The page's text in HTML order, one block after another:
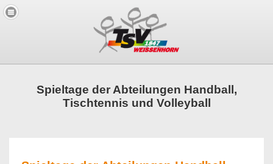
Spieltage der Abteilungen Handball,
Tischtennis und Volleyball